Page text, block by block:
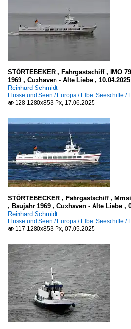
Mittelmeer
Seehäfen
Belgien
Oostende
China
Deutschland
Cuxhaven
Hamburg
Kiel
Lübeck und Travemünde
Rostock-Warnemünde
Färöer
Tósrshavn
Finnland
Helsinki
Griechenland
STÖRTEBEKER , Fahrgastschiff , IMO
1969 , Cuxhaven - Alte Liebe , 10.04.2025
Reinhard Schmidt
Flüsse und Seen / Europa / Elbe, Seeschiffe /
 128 1280x853 Px, 17.06.2025
STÖRTEBECKER , Fahrgastschiff ,
, Baujahr 1969 , Cuxhaven - Alte Liebe ,
Reinhard Schmidt
Flüsse und Seen / Europa / Elbe, Seeschiffe /
 117 1280x853 Px, 07.05.2025